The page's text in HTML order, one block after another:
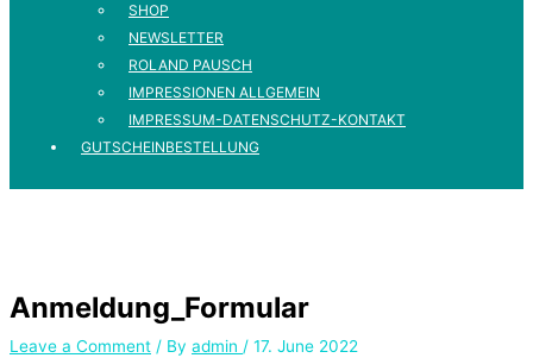
SHOP
NEWSLETTER
ROLAND PAUSCH
IMPRESSIONEN ALLGEMEIN
IMPRESSUM-DATENSCHUTZ-KONTAKT
GUTSCHEINBESTELLUNG
Anmeldung_Formular
Leave a Comment / By admin / 17. June 2022